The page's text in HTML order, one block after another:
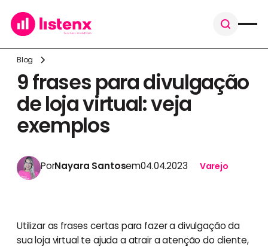
Blog
9 frases para divulgação
de loja virtual: veja
exemplos
PorNayara Santosem04.04.2023 Varejo
Utilizar as frases certas para fazer a divulgação da
sua loja virtual te ajuda a atrair a atenção do cliente,